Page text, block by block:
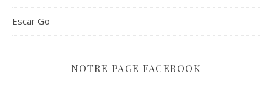
Escar Go
NOTRE PAGE FACEBOOK